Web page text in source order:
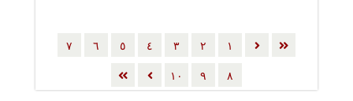
١ ٢ ٣ ٤ ٥ ٦ ٧
٨ ٩ ١٠